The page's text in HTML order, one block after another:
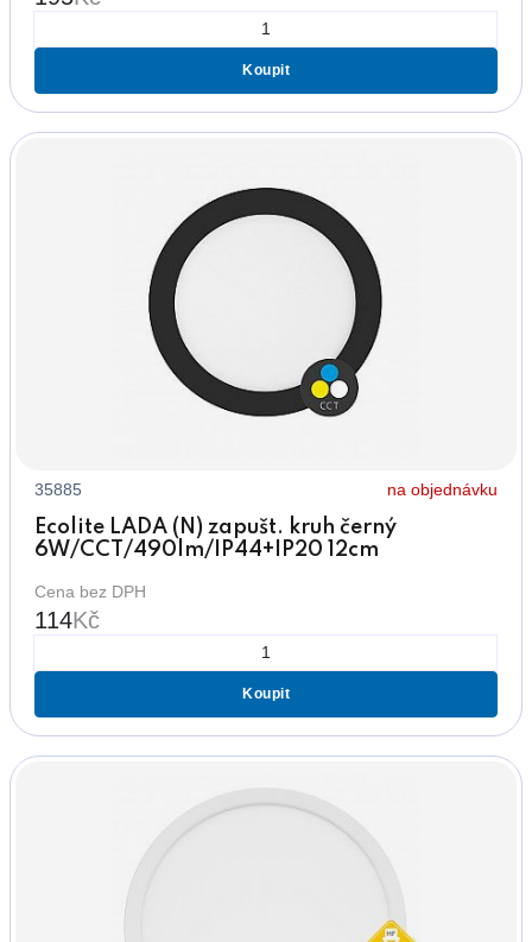
Koupit
35885 na objednávku
Ecolite LADA (N) zapušt. kruh černý
6W/CCT/490lm/IP44+IP20 12cm
Cena bez DPH
114Kč
Koupit